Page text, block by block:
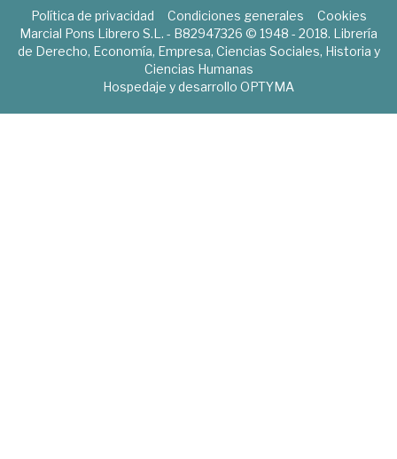
Política de privacidad Condiciones generales
Cookies
Marcial Pons Librero S.L. - B82947326 © 1948 - 2018. Librería
de Derecho, Economía, Empresa, Ciencias Sociales, Historia y
Ciencias Humanas
Hospedaje y desarrollo OPTYMA